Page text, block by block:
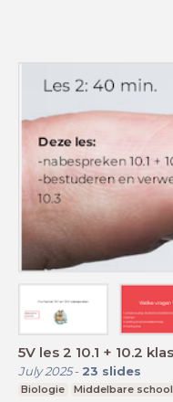
5V les 2 10.1 + 10.2
July 2025- 23 slides
Biologie Middelbare school